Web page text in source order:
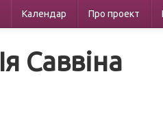
Календар Про проект
Ія Саввіна